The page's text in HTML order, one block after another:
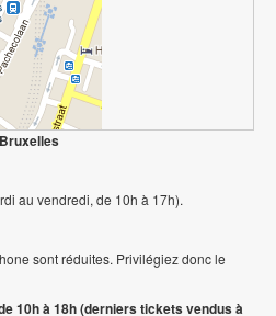
au vendredi, de 10h à 17h).
sont réduites. Privilégiez donc le
10h à 18h (derniers tickets vendus à